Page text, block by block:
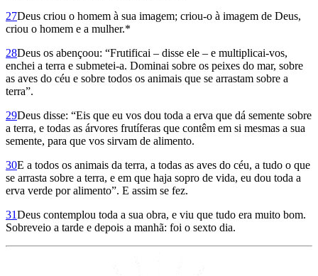
27Deus criou o homem à sua imagem; criou-o à imagem de Deus,
criou o homem e a mulher.*
28Deus os abençoou: “Frutificai – disse ele – e multiplicai-vos,
enchei a terra e submetei-a. Dominai sobre os peixes do mar, sobre
as aves do céu e sobre todos os animais que se arrastam sobre a
terra”.
29Deus disse: “Eis que eu vos dou toda a erva que dá semente sobre
a terra, e todas as árvores frutíferas que contêm em si mesmas a sua
semente, para que vos sirvam de alimento.
30E a todos os animais da terra, a todas as aves do céu, a tudo o que
se arrasta sobre a terra, e em que haja sopro de vida, eu dou toda a
erva verde por alimento”. E assim se fez.
31Deus contemplou toda a sua obra, e viu que tudo era muito bom.
Sobreveio a tarde e depois a manhã: foi o sexto dia.